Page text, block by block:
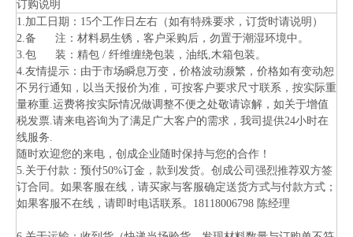
订购说明
1.加工日期：15个工作日左右（如有特殊要求，订货时请说明）
2.备 注：材料易生锈，客户采购后，勿置于潮湿环境中。
3.包 装：精包 / 纤维缠绕包装，油纸,木箱包装。
4.友情提示：由于市场瞬息万变，价格波动濒繁，价格如有变动恕
不另行通知，以当天报价为准，可按客户要求尺寸联系，按实际重
量称重.运费将按实际情况做调整不便之处敬请谅解，如关于增值
税发票.请来电咨询为了满足广大客户的需求，我司提供24小时在
线服务.
随时欢迎您的来电，创成企业随时保持与您的合作！
5.关于付款：预付50%订金，款到发货。创成公司强烈推荐双方签
订合同。如果客服在线，请买家与客服确定送货方式与付款方式；
如果客服不在线，请即时电话联系。18118006798 陈经理